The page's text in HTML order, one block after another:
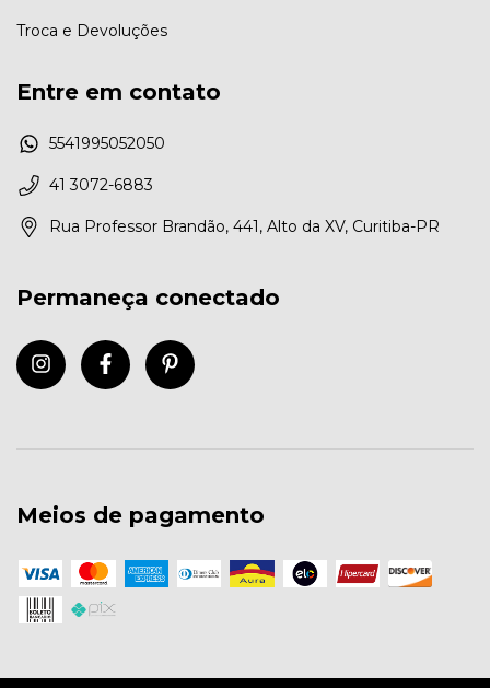
Troca e Devoluções
Entre em contato
5541995052050
41 3072-6883
Rua Professor Brandão, 441, Alto da XV, Curitiba-PR
Permaneça conectado
Meios de pagamento